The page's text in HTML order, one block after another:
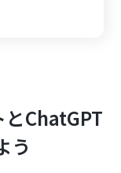
ChatGPT
う